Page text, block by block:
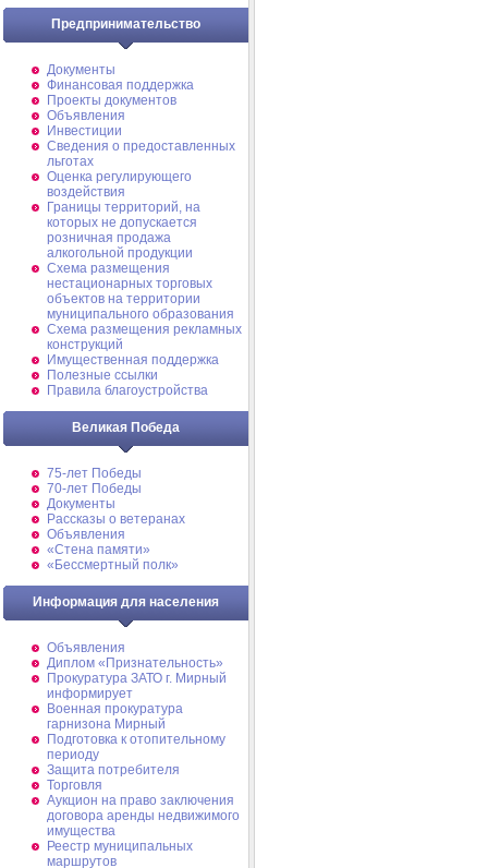
Предпринимательство
Документы
Финансовая поддержка
Проекты документов
Объявления
Инвестиции
Сведения о предоставленных
льготах
Оценка регулирующего
воздействия
Границы территорий, на
которых не допускается
розничная продажа
алкогольной продукции
Схема размещения
нестационарных торговых
объектов на территории
муниципального образования
Схема размещения рекламных
конструкций
Имущественная поддержка
Полезные ссылки
Правила благоустройства
Великая Победа
75-лет Победы
70-лет Победы
Документы
Рассказы о ветеранах
Объявления
«Стена памяти»
«Бессмертный полк»
Информация для населения
Объявления
Диплом «Признательность»
Прокуратура ЗАТО г. Мирный
информирует
Военная прокуратура
гарнизона Мирный
Подготовка к отопительному
периоду
Защита потребителя
Торговля
Аукцион на право заключения
договора аренды недвижимого
имущества
Реестр муниципальных
маршрутов